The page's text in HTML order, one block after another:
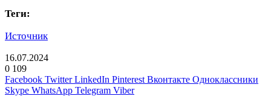
Теги:
Источник
16.07.2024
0 109
Facebook Twitter LinkedIn Pinterest Вконтакте Одноклассники
Skype WhatsApp Telegram Viber